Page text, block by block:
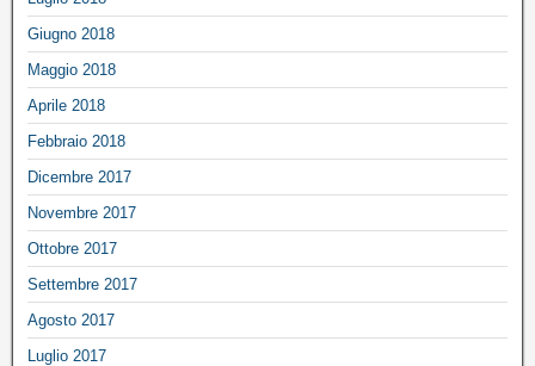
Giugno 2018
Maggio 2018
Aprile 2018
Febbraio 2018
Dicembre 2017
Novembre 2017
Ottobre 2017
Settembre 2017
Agosto 2017
Luglio 2017